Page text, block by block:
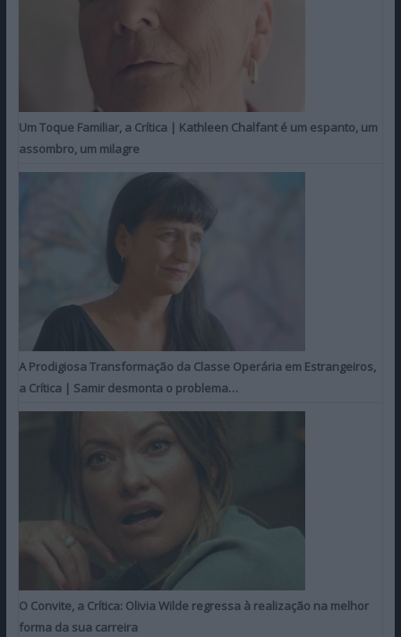
Um Toque Familiar, a Crítica | Kathleen Chalfant é um espanto, um
assombro, um milagre
A Prodigiosa Transformação da Classe Operária em Estrangeiros,
a Crítica | Samir desmonta o problema…
O Convite, a Crítica: Olivia Wilde regressa à realização na melhor
forma da sua carreira